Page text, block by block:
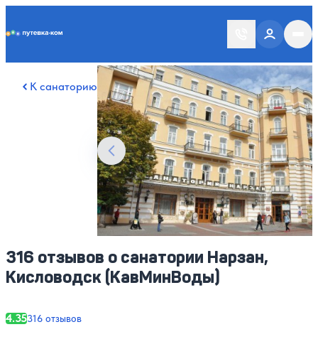
К санаторию
Смотреть все фото25
316 отзывов о санатории Нарзан,
Кисловодск (КавМинВоды)
4.35316 отзывов